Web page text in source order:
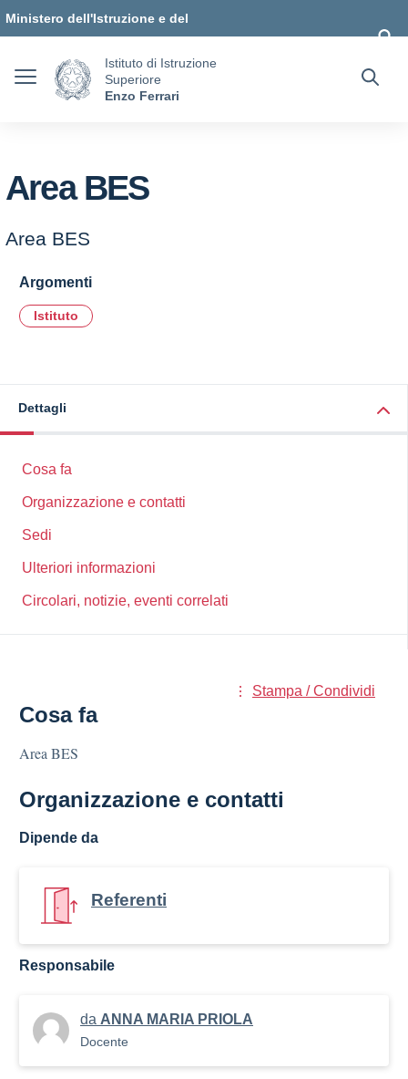
Ministero dell'Istruzione e del
Istituto di Istruzione
Superiore
Enzo Ferrari
Area BES
Area BES
Argomenti
Istituto
Dettagli
Cosa fa
Organizzazione e contatti
Sedi
Ulteriori informazioni
Circolari, notizie, eventi correlati
Stampa / Condividi
Cosa fa
Area BES
Organizzazione e contatti
Dipende da
Referenti
Responsabile
da ANNA MARIA PRIOLA
Docente